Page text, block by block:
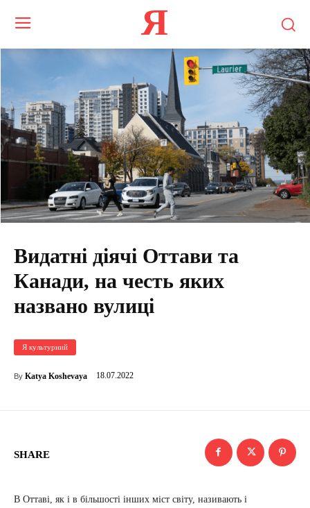
Я
Видатні діячі Оттави та
Канади, на честь яких
названо вулиці
Я культурний
By Katya Koshevaya 18.07.2022
SHARE
В Оттаві, як і в більшості інших міст світу, називають і